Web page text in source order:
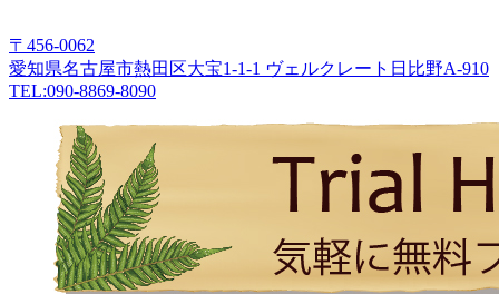
〒456-0062
愛知県名古屋市熱田区大宝1-1-1 ヴェルクレート日比野A-910
TEL:090-8869-8090